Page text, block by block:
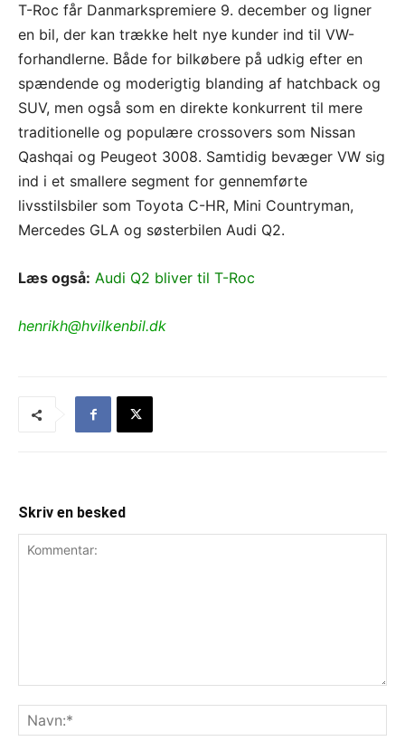
T-Roc får Danmarkspremiere 9. december og ligner
en bil, der kan trække helt nye kunder ind til VW-
forhandlerne. Både for bilkøbere på udkig efter en
spændende og moderigtig blanding af hatchback og
SUV, men også som en direkte konkurrent til mere
traditionelle og populære crossovers som Nissan
Qashqai og Peugeot 3008. Samtidig bevæger VW sig
ind i et smallere segment for gennemførte
livsstilsbiler som Toyota C-HR, Mini Countryman,
Mercedes GLA og søsterbilen Audi Q2.
Læs også: Audi Q2 bliver til T-Roc
henrikh@hvilkenbil.dk
Skriv en besked